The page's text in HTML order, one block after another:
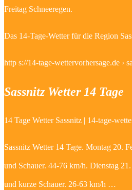
Freitag Schneeregen.
Das 14-Tage-Wetter für die Region
http s://14-tage-wettervorhersage.de ›
Sassnitz Wetter 14 Tage
14 Tage Wetter Sassnitz | 14-tage-
Sassnitz Wetter 14 Tage. Montag 20.
und Schauer. 44-76 km/h. Dienstag
und kurze Schauer. 26-63 km/h …